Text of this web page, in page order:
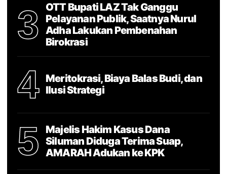
3
OTT Bupati LAZ Tak Ganggu
Pelayanan Publik, Saatnya Nurul
Adha Lakukan Pembenahan
Birokrasi
4
Meritokrasi, Biaya Balas Budi, dan
Ilusi Strategi
5
Majelis Hakim Kasus Dana
Siluman Diduga Terima Suap,
AMARAH Adukan ke KPK